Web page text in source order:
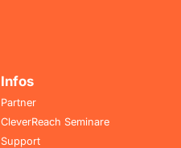
Infos
Partner
CleverReach Seminare
Support